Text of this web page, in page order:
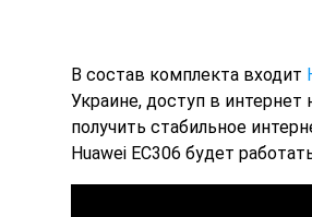
В состав комплекта входит
Украине, доступ в
получить стабильное
Huawei EC306 будет